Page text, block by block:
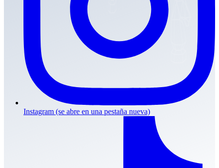
Instagram (se abre en una pestaña nueva)